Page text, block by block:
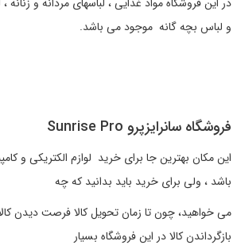
و لباس بچه گانه موجود می باشد.
فروشگاه سانرایزپرو Sunrise Pro
این مکان بهترین جا برای خرید لوازم الکتریکی و
باشد ، ولی برای خرید باید بدانید که چه
می خواهید، چون تا زمان تحویل کالا فرصت دیدن
بازگرداندن کالا در این فروشگاه بسیار